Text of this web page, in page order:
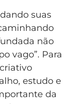
suas
não
vago”. Para
estudo e
da